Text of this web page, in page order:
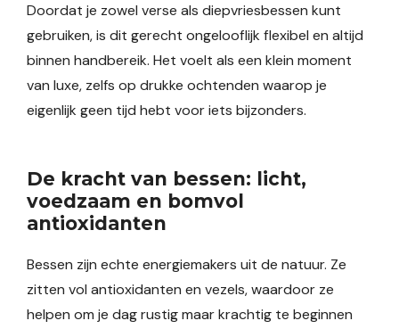
Doordat je zowel verse als diepvriesbessen kunt
gebruiken, is dit gerecht ongelooflijk flexibel en altijd
binnen handbereik. Het voelt als een klein moment
van luxe, zelfs op drukke ochtenden waarop je
eigenlijk geen tijd hebt voor iets bijzonders.
De kracht van bessen: licht,
voedzaam en bomvol
antioxidanten
Bessen zijn echte energiemakers uit de natuur. Ze
zitten vol antioxidanten en vezels, waardoor ze
helpen om je dag rustig maar krachtig te beginnen